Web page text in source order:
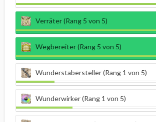
Verräter (Rang 5 von 5)
Wegbereiter (Rang 5 von 5)
Wunderstabersteller (Rang 1 von 5)
Wunderwirker (Rang 1 von 5)